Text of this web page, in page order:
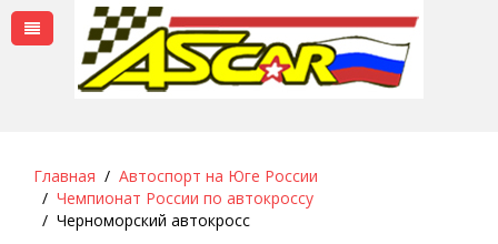
Главная
Автоспорт на Юге России
Чемпионат России по автокроссу
Черноморский автокросс